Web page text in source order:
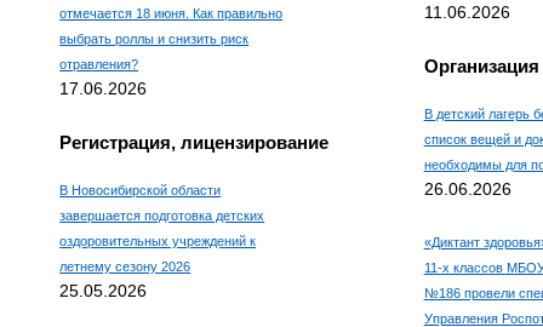
отмечается 18 июня. Как правильно
выбрать роллы и снизить риск
отравления?
17.06.2026
Регистрация, лицензирование
В Новосибирской области
завершается подготовка детских
оздоровительных учреждений к
летнему сезону 2026
25.05.2026
11.06.2026
В детский лагерь
список вещей и
необходимы для
26.06.2026
«Диктант
11-х классов
№186 провели
Управления